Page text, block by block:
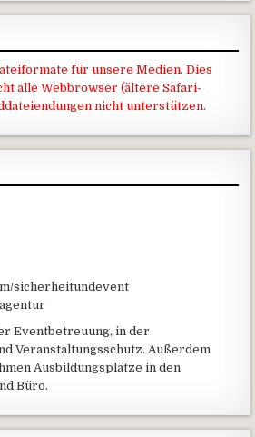
für unsere Medien. Dies
alle Webbrowser (ältere Safari-
nicht unterstützen.
sicherheitundevent
Eventbetreuung, in der
Veranstaltungsschutz. Außerdem
Ausbildungsplätze in den
Büro.